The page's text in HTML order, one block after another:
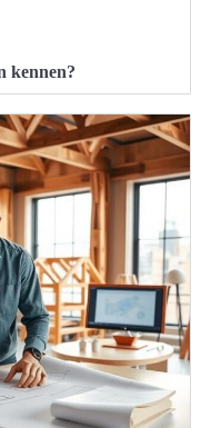
kennen?